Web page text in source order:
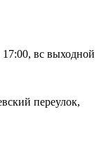
вс выходной
переулок,